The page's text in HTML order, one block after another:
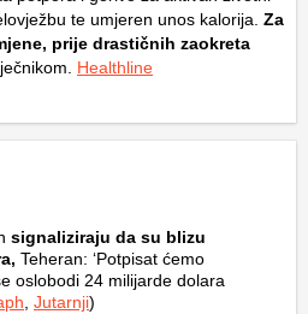
te umjeren unos kalorija. Za
prije drastičnih zaokreta
Healthline
signaliziraju da su blizu
Teheran: ‘Potpisat ćemo
oslobodi 24 milijarde dolara
Jutarnji)